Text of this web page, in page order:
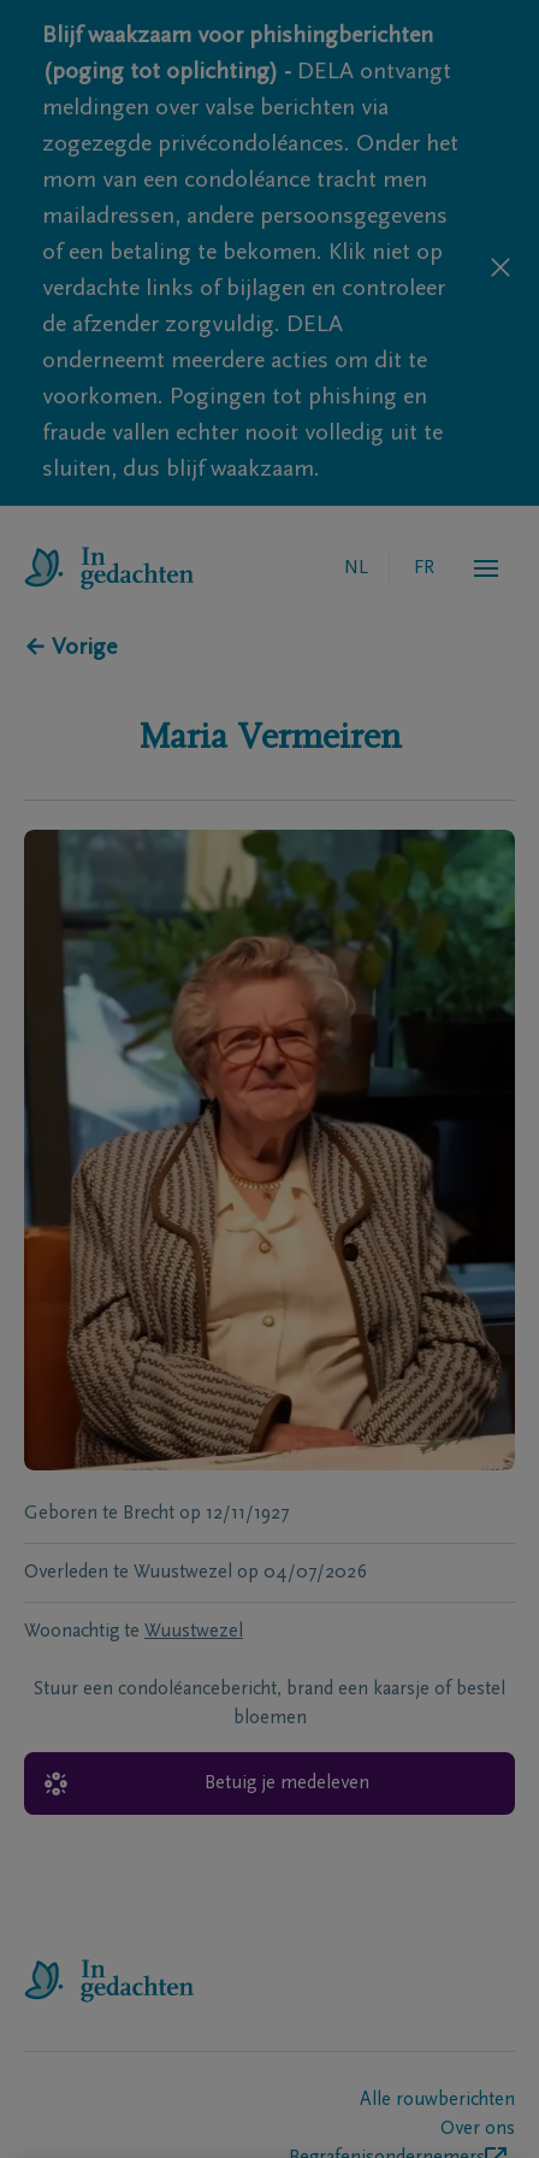
Blijf waakzaam voor phishingberichten
(poging tot oplichting) - DELA ontvangt
meldingen over valse berichten via
zogezegde privécondoléances. Onder het
mom van een condoléance tracht men
mailadressen, andere persoonsgegevens
of een betaling te bekomen. Klik niet op
verdachte links of bijlagen en controleer
de afzender zorgvuldig. DELA
onderneemt meerdere acties om dit te
voorkomen. Pogingen tot phishing en
fraude vallen echter nooit volledig uit te
sluiten, dus blijf waakzaam.
NL FR
← Vorige
Maria Vermeiren
Geboren te Brecht op 12/11/1927
Overleden te Wuustwezel op 04/07/2026
Woonachtig te Wuustwezel
Stuur een condoléancebericht, brand een kaarsje of bestel
bloemen
Betuig je medeleven
Alle rouwberichten
Over ons